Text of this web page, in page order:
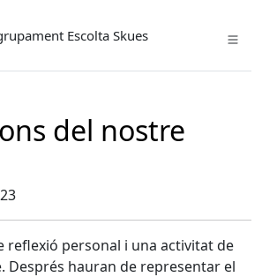
Escolta Skues
del nostre
reflexió personal i una activitat de
Després hauran de representar el